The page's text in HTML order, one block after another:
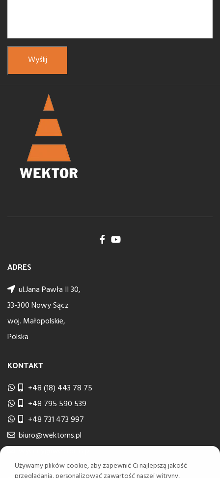
ADRES
ul.Jana Pawła II 30,
33-300 Nowy Sącz
woj. Małopolskie,
Polska
KONTAKT
+48 (18) 443 78 75
+48 795 590 539
+48 731 473 997
biuro@wektorns.pl
Używamy plików cookie, aby zapewnić Ci najlepszą jakość